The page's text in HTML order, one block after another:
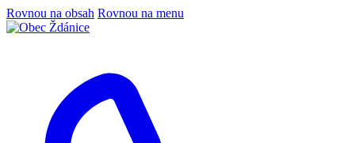
Rovnou na obsah Rovnou na menu